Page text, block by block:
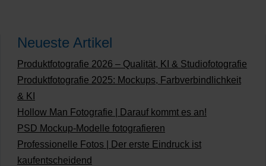
Neueste Artikel
Produktfotografie 2026 – Qualität, KI & Studiofotografie
Produktfotografie 2025: Mockups, Farbverbindlichkeit
& KI
Hollow Man Fotografie | Darauf kommt es an!
PSD Mockup-Modelle fotografieren
Professionelle Fotos | Der erste Eindruck ist
kaufentscheidend